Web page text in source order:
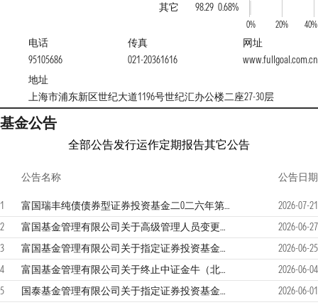
其它
98.29 0.68%
0% 20% 40%
电话
95105686
传真
021-20361616
网址
www.fullgoal.com.cn
地址
上海市浦东新区世纪大道1196号世纪汇办公楼二座27-30层
基金公告
全部公告发行运作定期报告其它公告
公告名称 公告日期
1 富国瑞丰纯债债券型证券投资基金二0二六年第2季度报告
2026-07-21
2
富国基金管理有限公司关于高级管理人员变更的公告
2026-06-27
3
富国基金管理有限公司关于指定证券投资基金主流动性服务商的公告
2026-06-25
4
富国基金管理有限公司关于终止中证金牛（北京）基金销售有限公司办理本公司旗下基金销售业务的公告
2026-06-04
5
国泰基金管理有限公司关于指定证券投资基金主流动性服务商的公告
2026-06-01